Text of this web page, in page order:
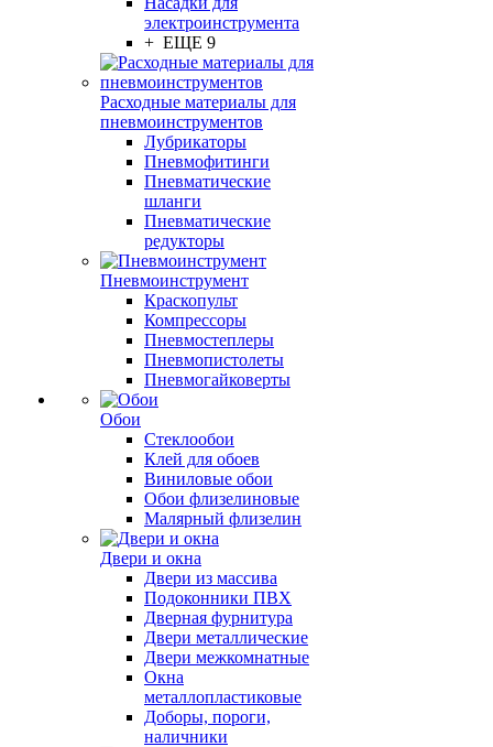
электроинструмента
+ ЕЩЕ 9
Расходные материалы для
пневмоинструментов
Лубрикаторы
Пневмофитинги
Пневматические
шланги
Пневматические
редукторы
Пневмоинструмент
Краскопульт
Компрессоры
Пневмостеплеры
Пневмопистолеты
Пневмогайковерты
Обои
Стеклообои
Клей для обоев
Виниловые обои
Обои флизелиновые
Малярный флизелин
Двери и окна
Двери из массива
Подоконники ПВХ
Дверная фурнитура
Двери металлические
Двери межкомнатные
Окна
металлопластиковые
Доборы, пороги,
наличники